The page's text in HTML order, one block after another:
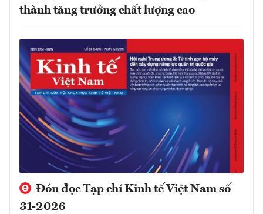
thành tăng trưởng chất lượng cao
Đón đọc Tạp chí Kinh tế Việt Nam số
31-2026